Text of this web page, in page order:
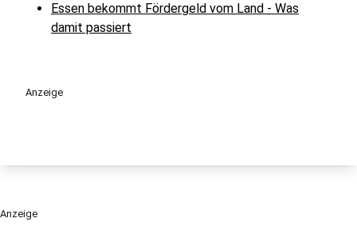
Essen bekommt Fördergeld vom Land - Was
damit passiert
Anzeige
Anzeige